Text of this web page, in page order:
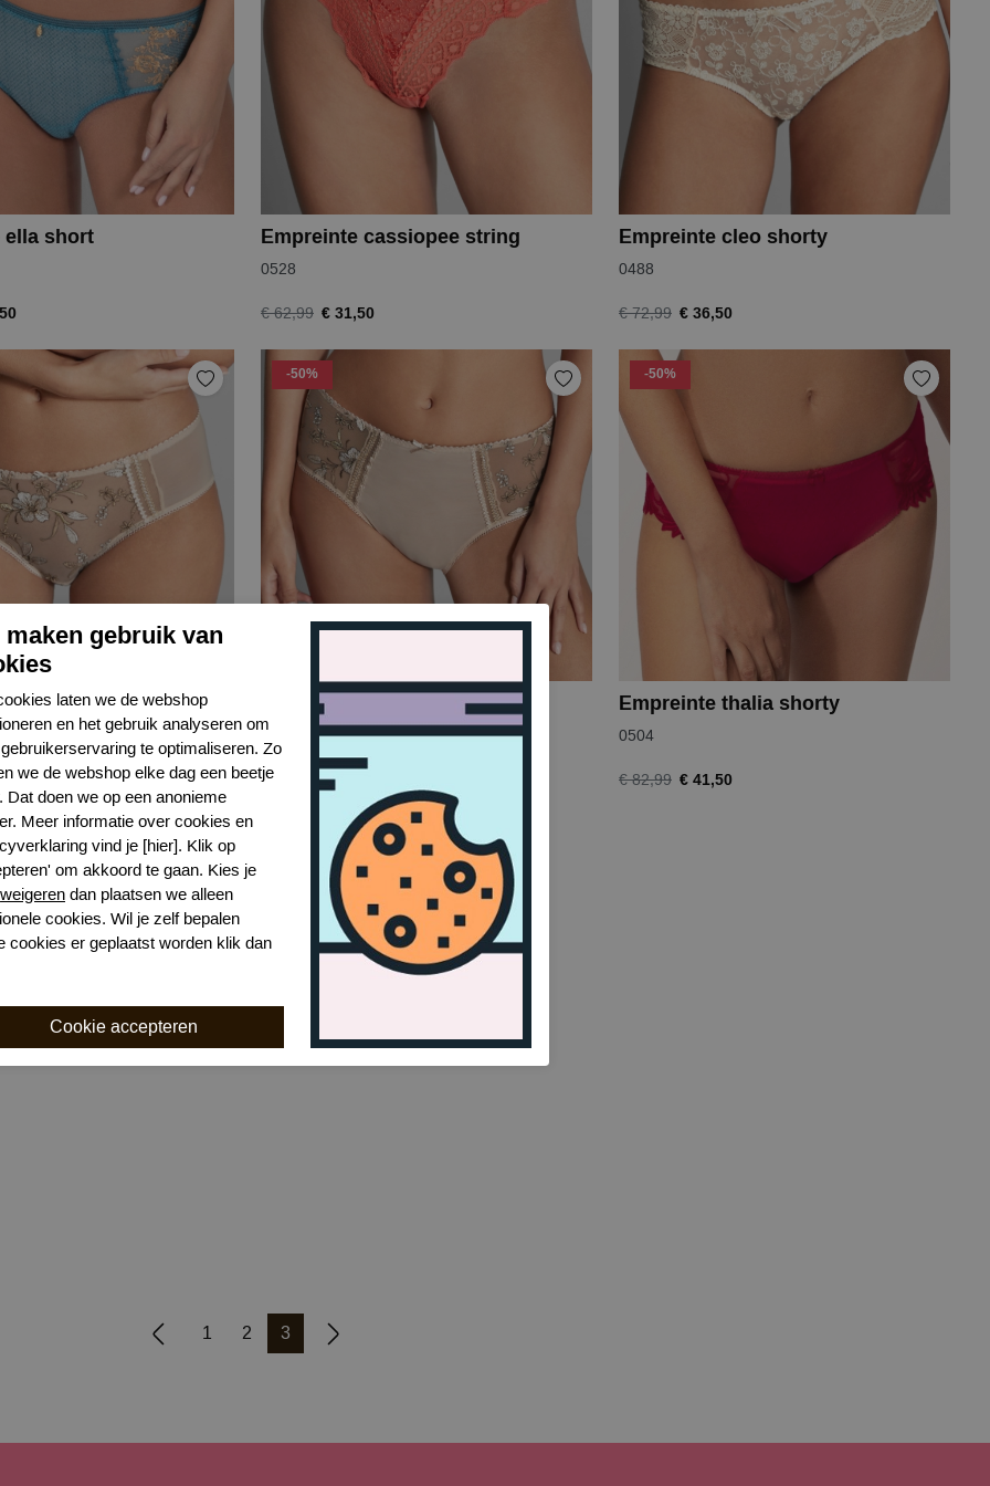
ella short Empreinte cassiopee string
0528
€ 62,99 € 31,50
Empreinte cleo shorty
0488
€ 72,99 € 36,50
lauren shorty
-50%
Empreinte lauren tailleslip
0521
€ 69,99 € 35,00
-50%
Empreinte thalia shorty
0504
€ 82,99 € 41,50
1 2 3
gebruik van
laten we de webshop
en het gebruik analyseren om
te optimaliseren. Zo
we de webshop elke dag een beetje
Dat doen we op een anonieme
Meer informatie over cookies en
vind je [hier]. Klik op
om akkoord te gaan. Kies je
weigeren dan plaatsen we alleen
cookies. Wil je zelf bepalen
cookies er geplaatst worden klik dan